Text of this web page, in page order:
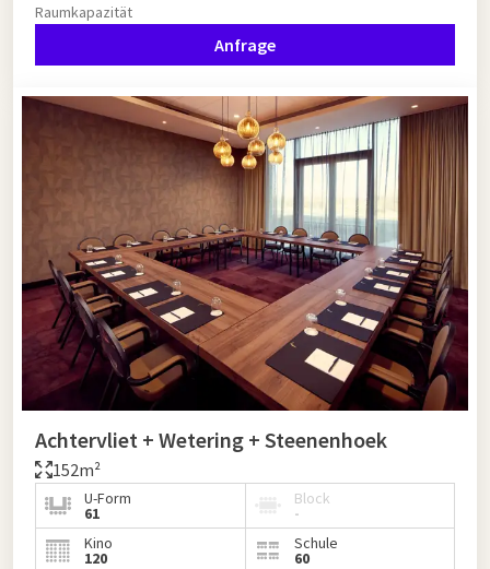
Raumkapazität
Anfrage
Achtervliet + Wetering + Steenenhoek
152m²
U-Form
61
Block
-
Kino
120
Schule
60